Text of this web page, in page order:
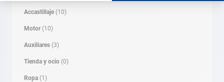
Accastillaje (10)
Motor (10)
Auxiliares (3)
Tienda y ocio (0)
Ropa (1)